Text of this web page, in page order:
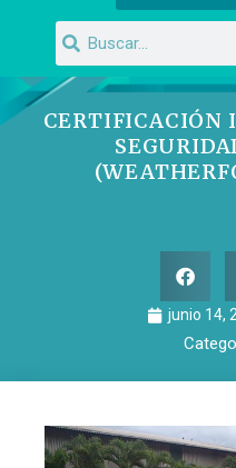
CERTIFICACIÓN
junio 14,